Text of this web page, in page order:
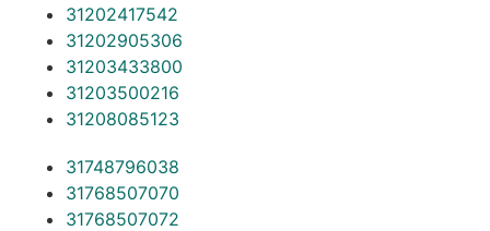
31202417542
31202905306
31203433800
31203500216
31208085123
31748796038
31768507070
31768507072